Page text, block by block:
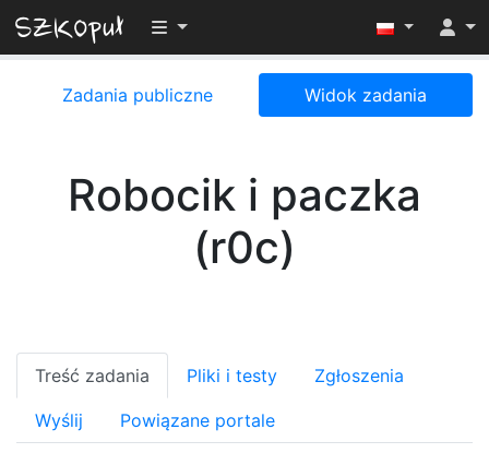
Przełącz widoczność menu
Zadania publiczne Widok zadania
Robocik i paczka
(r0c)
Treść zadania Pliki i testy Zgłoszenia
Wyślij Powiązane portale